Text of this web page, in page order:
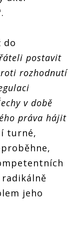
do
postavit
rozhodnutí
v době
práva hájit
turné,
jeho